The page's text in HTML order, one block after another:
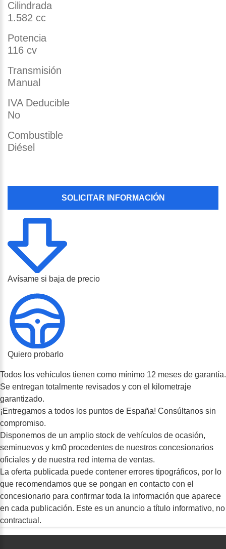
Cilindrada
1.582 cc
Potencia
116 cv
Transmisión
Manual
IVA Deducible
No
Combustible
Diésel
SOLICITAR INFORMACIÓN
Avísame si baja de precio
Quiero probarlo
Todos los vehículos tienen como mínimo 12 meses de garantía.
Se entregan totalmente revisados y con el kilometraje
garantizado.
¡Entregamos a todos los puntos de España! Consúltanos sin
compromiso.
Disponemos de un amplio stock de vehículos de ocasión,
seminuevos y km0 procedentes de nuestros concesionarios
oficiales y de nuestra red interna de ventas.
La oferta publicada puede contener errores tipográficos, por lo
que recomendamos que se pongan en contacto con el
concesionario para confirmar toda la información que aparece
en cada publicación. Este es un anuncio a título informativo, no
contractual.